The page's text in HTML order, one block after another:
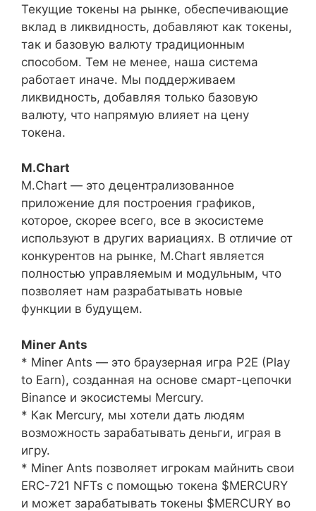
Текущие токены на рынке, обеспечивающие
вклад в ликвидность, добавляют как токены,
так и базовую валюту традиционным
способом. Тем не менее, наша система
работает иначе. Мы поддерживаем
ликвидность, добавляя только базовую
валюту, что напрямую влияет на цену
токена.
M.Chart
M.Chart — это децентрализованное
приложение для построения графиков,
которое, скорее всего, все в экосистеме
используют в других вариациях. В отличие от
конкурентов на рынке, M.Chart является
полностью управляемым и модульным, что
позволяет нам разрабатывать новые
функции в будущем.
Miner Ants
* Miner Ants — это браузерная игра P2E (Play
to Earn), созданная на основе смарт-цепочки
Binance и экосистемы Mercury.
* Как Mercury, мы хотели дать людям
возможность зарабатывать деньги, играя в
игру.
* Miner Ants позволяет игрокам майнить свои
ERC-721 NFTs с помощью токена $MERCURY
и может зарабатывать токены $MERCURY во